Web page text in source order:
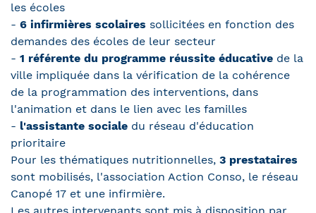
les écoles
- 6 infirmières scolaires sollicitées en fonction des
demandes des écoles de leur secteur
- 1 référente du programme réussite éducative de la
ville impliquée dans la vérification de la cohérence
de la programmation des interventions, dans
l'animation et dans le lien avec les familles
- l'assistante sociale du réseau d'éducation
prioritaire
Pour les thématiques nutritionnelles, 3 prestataires
sont mobilisés, l'association Action Conso, le réseau
Canopé 17 et une infirmière.